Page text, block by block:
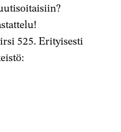
525. Erityisesti